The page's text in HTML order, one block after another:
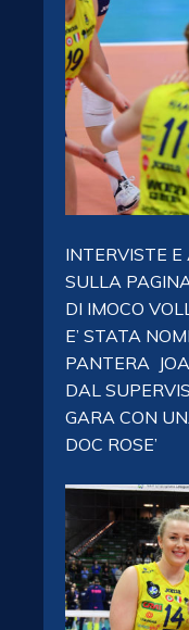
INTERVISTE E
SULLA
DI IMOCO
E’ STATA
PANTERA
DAL
GARA CON
DOC ROSE’